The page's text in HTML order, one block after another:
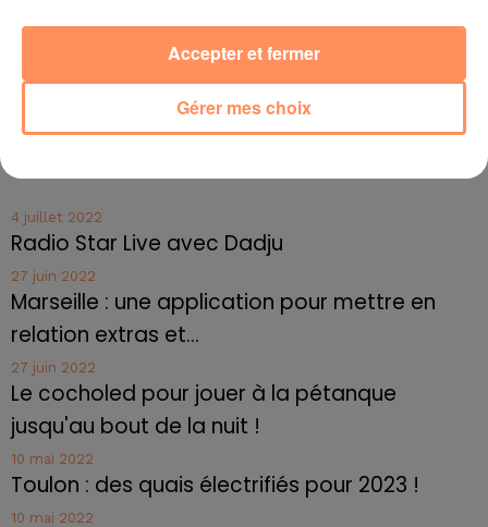
contrôle pour passer outre un premier contrôle positif
4 juillet 2022
Radio Star Live avec Dadju
27 juin 2022
Marseille : une application pour mettre en
relation extras et...
27 juin 2022
Le cocholed pour jouer à la pétanque
jusqu'au bout de la nuit !
10 mai 2022
Toulon : des quais électrifiés pour 2023 !
10 mai 2022
Gérer mes choix
Accepter et fermer